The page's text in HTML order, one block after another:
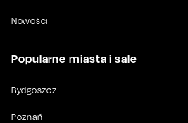
Nowości
Popularne miasta i sale
Bydgoszcz
Poznań